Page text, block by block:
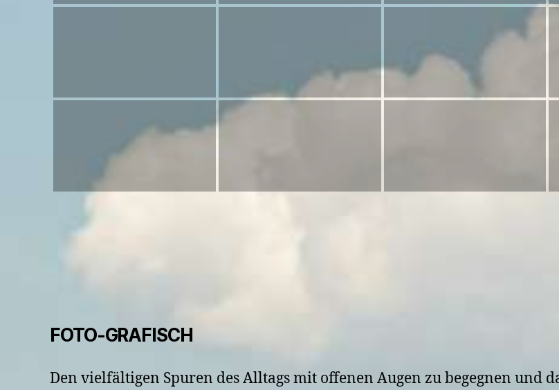
FOTO-GRAFISCH
Den vielfältigen Spuren des Alltags mit offenen Augen zu begegnen und